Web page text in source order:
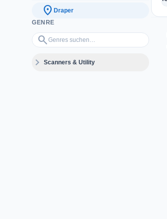
location_on Draper
GENRE
search
Genres suchen…
expand_moreScanners & Utility